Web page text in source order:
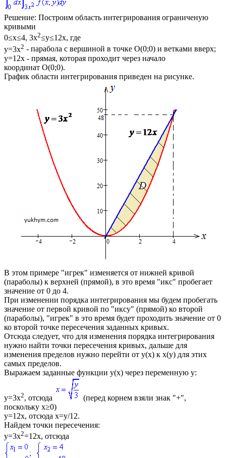
Решение: Построим область интегрирования ограниченую
кривыми
0≤x≤4, 3x2≤y≤12x, где
y=3x2 - парабола с вершиной в точке O(0;0) и ветками вверх;
y=12x - прямая, которая проходит через начало
координат O(0;0).
График области интегрирования приведен на рисунке.
В этом примере "игрек" изменяется от нижней кривой
(параболы) к верхней (прямой), в это время "икс" пробегает
значение от 0 до 4.
При изменении порядка интегрирования мы будем пробегать
значение от первой кривой по "иксу" (прямой) ко второй
(параболы), "игрек" в это время будет проходить значение от 0
ко второй точке пересечения заданных кривых.
Отсюда следует, что для изменения порядка интегрирования
нужно найти точки пересечения кривых, дальше для
изменения пределов нужно перейти от y(x) к x(y) для этих
самых пределов.
Выражаем заданные функции y(x) через переменную y:
y=3x2, отсюда
(перед корнем взяли знак "+",
поскольку x≥0)
y=12x, отсюда x=y/12.
Найдем точки пересечения:
y=3x2=12x, отсюда